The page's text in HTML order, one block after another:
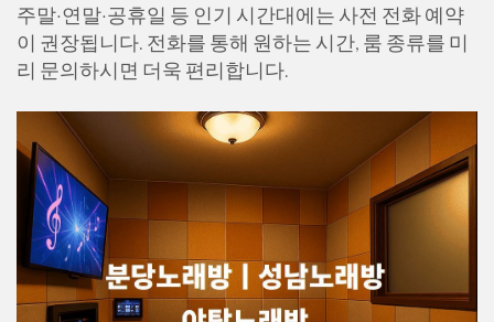
주말·연말·공휴일 등 인기 시간대에는 사전 전화 예약
이 권장됩니다. 전화를 통해 원하는 시간, 룸 종류를 미
리 문의하시면 더욱 편리합니다.